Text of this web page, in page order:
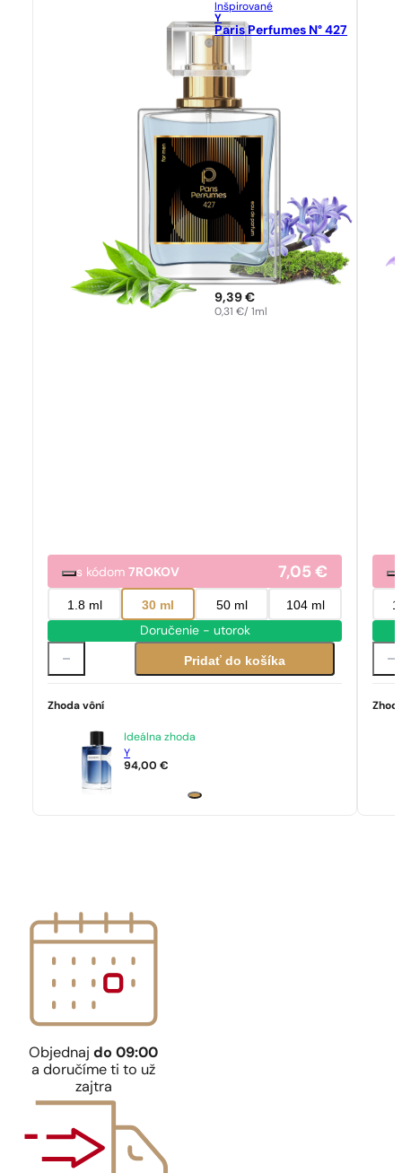
Inšpirované
Y
Paris Perfumes N° 427
9,39€
0,31€/ 1ml
s kódom7ROKOV 7,05€
1.8 ml 30 ml 50 ml 104 ml
Doručenie - utorok
Pridať do košíka
Zhoda vôní
Ideálna zhoda
Y
94,00€
Objednajdo 09:00
a doručíme ti to už
zajtra